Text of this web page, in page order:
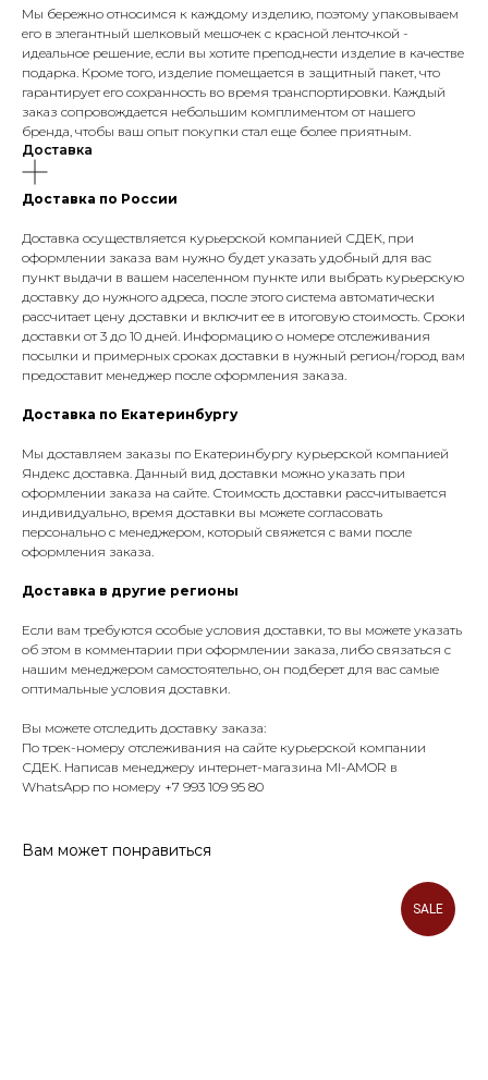
Мы бережно относимся к каждому изделию, поэтому упаковываем
его в элегантный шелковый мешочек с красной ленточкой -
идеальное решение, если вы хотите преподнести изделие в качестве
подарка. Кроме того, изделие помещается в защитный пакет, что
гарантирует его сохранность во время транспортировки. Каждый
заказ сопровождается небольшим комплиментом от нашего
бренда, чтобы ваш опыт покупки стал еще более приятным.
Доставка
Доставка по России
Доставка осуществляется курьерской компанией СДЕК, при
оформлении заказа вам нужно будет указать удобный для вас
пункт выдачи в вашем населенном пункте или выбрать курьерскую
доставку до нужного адреса, после этого система автоматически
рассчитает цену доставки и включит ее в итоговую стоимость. Сроки
доставки от 3 до 10 дней. Информацию о номере отслеживания
посылки и примерных сроках доставки в нужный регион/город вам
предоставит менеджер после оформления заказа.
Доставка по Екатеринбургу
Мы доставляем заказы по Екатеринбургу курьерской компанией
Яндекс доставка. Данный вид доставки можно указать при
оформлении заказа на сайте. Стоимость доставки рассчитывается
индивидуально, время доставки вы можете согласовать
персонально с менеджером, который свяжется с вами после
оформления заказа.
Доставка в другие регионы
Если вам требуются особые условия доставки, то вы можете указать
об этом в комментарии при оформлении заказа, либо связаться с
нашим менеджером самостоятельно, он подберет для вас самые
оптимальные условия доставки.
Вы можете отследить доставку заказа:
По трек-номеру отслеживания на сайте курьерской компании
СДЕК. Написав менеджеру интернет-магазина MI-AMOR в
WhatsApp по номеру +7 993 109 95 80
Вам может понравиться
SALE